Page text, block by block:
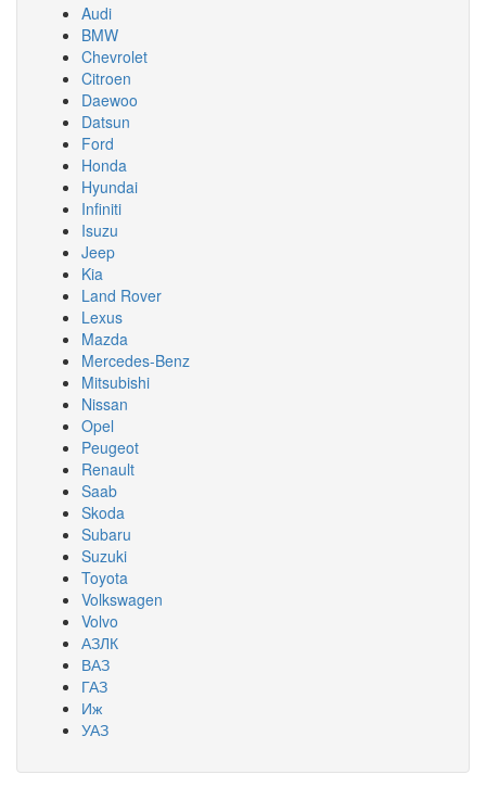
Audi
BMW
Chevrolet
Citroen
Daewoo
Datsun
Ford
Honda
Hyundai
Infiniti
Isuzu
Jeep
Kia
Land Rover
Lexus
Mazda
Mercedes-Benz
Mitsubishi
Nissan
Opel
Peugeot
Renault
Saab
Skoda
Subaru
Suzuki
Toyota
Volkswagen
Volvo
АЗЛК
ВАЗ
ГАЗ
Иж
УАЗ